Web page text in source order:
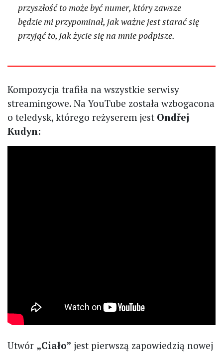
przyszłość to może być numer, który zawsze
będzie mi przypominał, jak ważne jest starać się
przyjąć to, jak życie się na mnie podpisze.
Kompozycja trafiła na wszystkie serwisy
streamingowe. Na YouTube została wzbogacona
o teledysk, którego reżyserem jest Ondřej
Kudyn:
Utwór „Ciało” jest pierwszą zapowiedzią nowej